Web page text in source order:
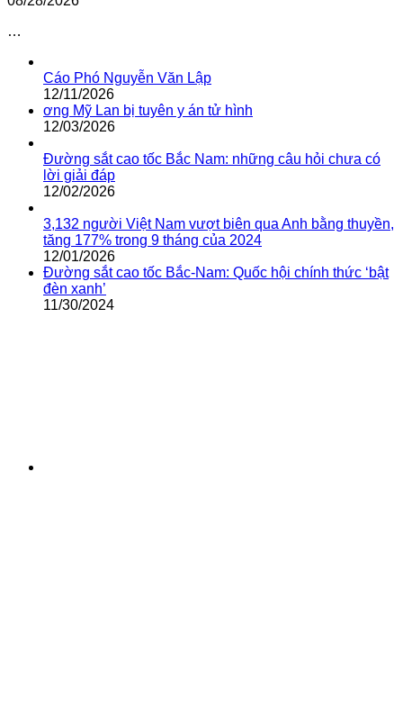
…
Cáo Phó Nguyễn Văn Lập
12/11/2026
ơng Mỹ Lan bị tuyên y án tử hình
12/03/2026
Đường sắt cao tốc Bắc Nam: những câu hỏi chưa có
lời giải đáp
12/02/2026
3,132 người Việt Nam vượt biên qua Anh bằng thuyền,
tăng 177% trong 9 tháng của 2024
12/01/2026
Đường sắt cao tốc Bắc-Nam: Quốc hội chính thức ‘bật
đèn xanh’
11/30/2024